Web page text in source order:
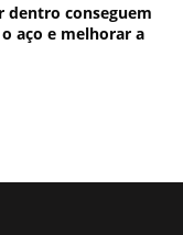
dentro conseguem
aço e melhorar a